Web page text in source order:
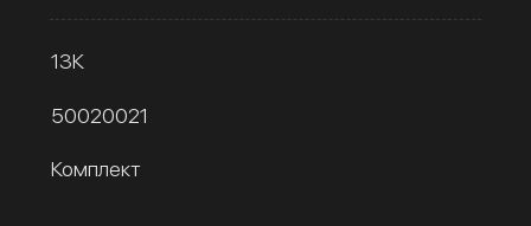
13К
50020021
Комплект